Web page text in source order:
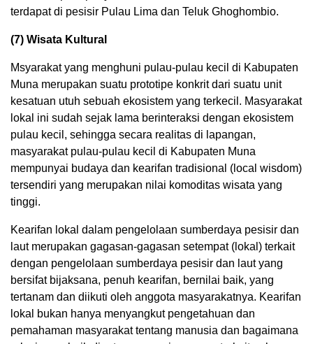
terdapat di pesisir Pulau Lima dan Teluk Ghoghombio.
(7) Wisata Kultural
Msyarakat yang menghuni pulau-pulau kecil di Kabupaten
Muna merupakan suatu prototipe konkrit dari suatu unit
kesatuan utuh sebuah ekosistem yang terkecil. Masyarakat
lokal ini sudah sejak lama berinteraksi dengan ekosistem
pulau kecil, sehingga secara realitas di lapangan,
masyarakat pulau-pulau kecil di Kabupaten Muna
mempunyai budaya dan kearifan tradisional (local wisdom)
tersendiri yang merupakan nilai komoditas wisata yang
tinggi.
Kearifan lokal dalam pengelolaan sumberdaya pesisir dan
laut merupakan gagasan-gagasan setempat (lokal) terkait
dengan pengelolaan sumberdaya pesisir dan laut yang
bersifat bijaksana, penuh kearifan, bernilai baik, yang
tertanam dan diikuti oleh anggota masyarakatnya. Kearifan
lokal bukan hanya menyangkut pengetahuan dan
pemahaman masyarakat tentang manusia dan bagaimana